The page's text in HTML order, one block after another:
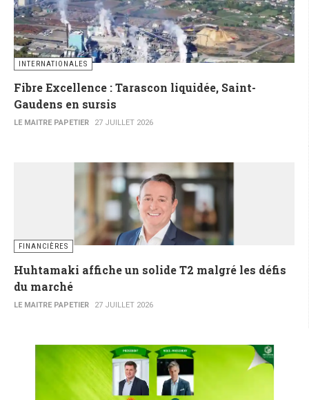
INTERNATIONALES
Fibre Excellence : Tarascon liquidée, Saint-
Gaudens en sursis
LE MAITRE PAPETIER 27 JUILLET 2026
FINANCIÈRES
Huhtamaki affiche un solide T2 malgré les défis
du marché
LE MAITRE PAPETIER 27 JUILLET 2026